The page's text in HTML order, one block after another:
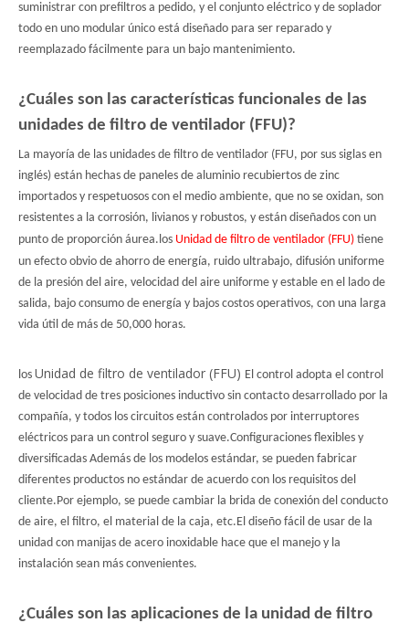
suministrar con prefiltros a pedido, y el conjunto eléctrico y de soplador
todo en uno modular único está diseñado para ser reparado y
reemplazado fácilmente para un bajo mantenimiento.
¿Cuáles son las características funcionales de las
unidades de filtro de ventilador (FFU)?
La mayoría de las unidades de filtro de ventilador (FFU, por sus siglas en
inglés) están hechas de paneles de aluminio recubiertos de zinc
importados y respetuosos con el medio ambiente, que no se oxidan, son
resistentes a la corrosión, livianos y robustos, y están diseñados con un
punto de proporción áurea.los Unidad de filtro de ventilador (FFU) tiene
un efecto obvio de ahorro de energía, ruido ultrabajo, difusión uniforme
de la presión del aire, velocidad del aire uniforme y estable en el lado de
salida, bajo consumo de energía y bajos costos operativos, con una larga
vida útil de más de 50,000 horas.
los Unidad de filtro de ventilador (FFU) El control adopta el control
de velocidad de tres posiciones inductivo sin contacto desarrollado por la
compañía, y todos los circuitos están controlados por interruptores
eléctricos para un control seguro y suave.Configuraciones flexibles y
diversificadas Además de los modelos estándar, se pueden fabricar
diferentes productos no estándar de acuerdo con los requisitos del
cliente.Por ejemplo, se puede cambiar la brida de conexión del conducto
de aire, el filtro, el material de la caja, etc.El diseño fácil de usar de la
unidad con manijas de acero inoxidable hace que el manejo y la
instalación sean más convenientes.
¿Cuáles son las aplicaciones de la unidad de filtro